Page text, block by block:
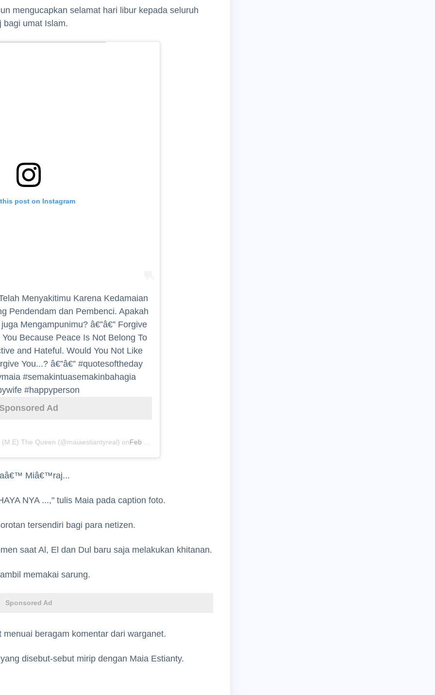
mengucapkan selamat hari libur kepada seluruh
bagi umat Islam.
post on Instagram
Menyakitimu Karena Kedamaian
Pendendam dan Pembenci. Apakah
Mengampunimu? â€”â€” Forgive
Because Peace Is Not Belong To
and Hateful. Would You Not Like
You...? â€”â€” #quotesoftheday
#semakintuasemakinbahagia
#happyperson
Ad
The Queen (@maiaestiantyreal) onFeb 7, 2019 at 7:18pm PST
Miâ€™raj...
NYA ...," tulis Maia pada caption foto.
tersendiri bagi para netizen.
saat Al, El dan Dul baru saja melakukan khitanan.
memakai sarung.
Sponsored Ad
beragam komentar dari warganet.
disebut-sebut mirip dengan Maia Estianty.